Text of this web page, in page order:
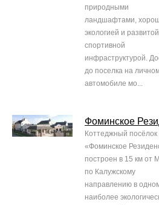
природными
ландшафтами,
экологией и развитой
спортивной
инфраструктурой.
до поселка на
автомобиле мо...
Фоминское
Коттеджный посёлок
«Фоминское
построен в 15 км от
по Калужскому
направлению в
наиболее